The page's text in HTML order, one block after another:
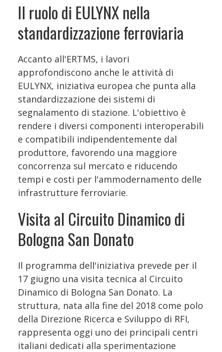
Il ruolo di EULYNX nella
standardizzazione ferroviaria
Accanto all'ERTMS, i lavori
approfondiscono anche le attività di
EULYNX, iniziativa europea che punta alla
standardizzazione dei sistemi di
segnalamento di stazione. L'obiettivo è
rendere i diversi componenti interoperabili
e compatibili indipendentemente dal
produttore, favorendo una maggiore
concorrenza sul mercato e riducendo
tempi e costi per l'ammodernamento delle
infrastrutture ferroviarie.
Visita al Circuito Dinamico di
Bologna San Donato
Il programma dell'iniziativa prevede per il
17 giugno una visita tecnica al Circuito
Dinamico di Bologna San Donato. La
struttura, nata alla fine del 2018 come polo
della Direzione Ricerca e Sviluppo di RFI,
rappresenta oggi uno dei principali centri
italiani dedicati alla sperimentazione